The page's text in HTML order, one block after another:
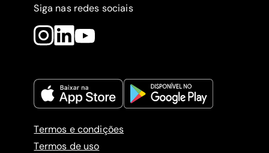
Siga nas redes sociais
Termos e condições
Termos de uso